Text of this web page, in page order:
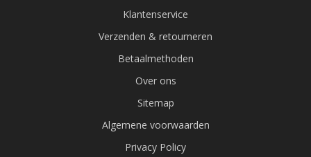
Klantenservice
Verzenden & retourneren
Betaalmethoden
Over ons
Sitemap
Algemene voorwaarden
Privacy Policy